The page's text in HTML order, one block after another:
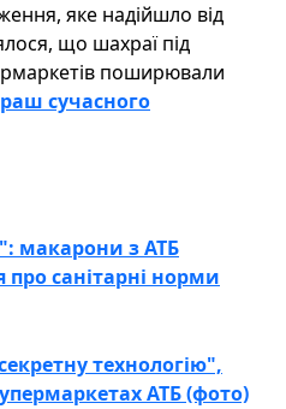
яке надійшло від
що шахраї під
поширювали
сучасного
макарони з АТБ
про санітарні норми
технологію",
АТБ (фото)